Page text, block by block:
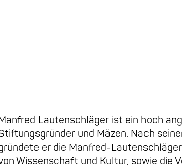
Lautenschläger ist ein hoch
und Mäzen. Nach
er die Manfred-
Wissenschaft und Kultur, sowie die